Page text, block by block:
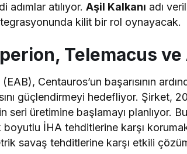
adımlar atılıyor.Aşil Kalkanı adı
kilit bir rol oynayacak.
Telemacus
Centauros’un başarısının
güçlendirmeyi hedefliyor. Şirket,
seri üretimine başlamayı planlıyor.
İHA tehditlerine karşı
savaş tehditlerine karşı etkili